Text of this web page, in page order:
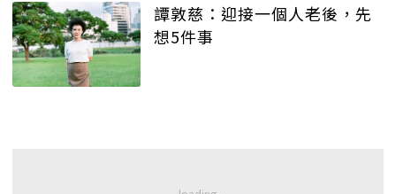
譚敦慈：迎接一個人老後，先
想5件事